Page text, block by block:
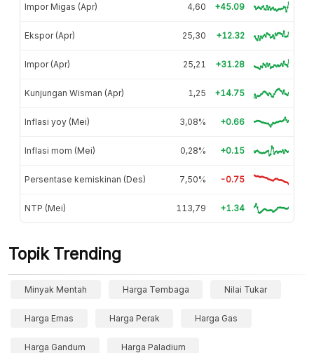
Impor Migas (Apr) 4,60 +45.09
Ekspor (Apr) 25,30 +12.32
Impor (Apr) 25,21 +31.28
Kunjungan Wisman (Apr) 1,25 +14.75
Inflasi yoy (Mei) 3,08% +0.66
Inflasi mom (Mei) 0,28% +0.15
Persentase kemiskinan (Des) 7,50% -0.75
NTP (Mei) 113,79 +1.34
Topik Trending
Minyak Mentah Harga Tembaga Nilai Tukar
Harga Emas Harga Perak Harga Gas
Harga Gandum Harga Paladium